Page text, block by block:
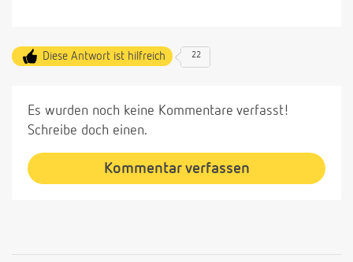
Diese Antwort ist hilfreich 22
Es wurden noch keine Kommentare verfasst!
Schreibe doch einen.
Kommentar verfassen